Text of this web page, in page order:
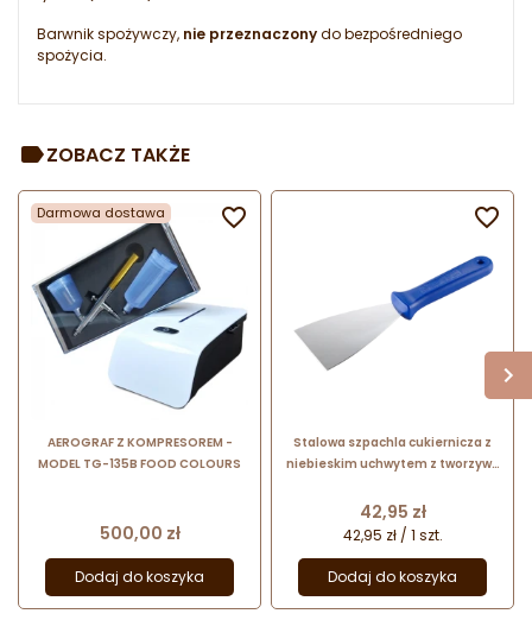
Barwnik spożywczy, nie przeznaczonydo bezpośredniego
spożycia.
ZOBACZ TAKŻE
Darmowa dostawa
AEROGRAF Z KOMPRESOREM -
MODEL TG-135B FOOD COLOURS
Cena
500,00 zł
Dodaj do koszyka

Stalowa szpachla cukiernicza z
niebieskim uchwytem z tworzywa
68675 Thermohauser
Cena
42,95 zł
42,95 zł / 1 szt.
Dodaj do koszyka
